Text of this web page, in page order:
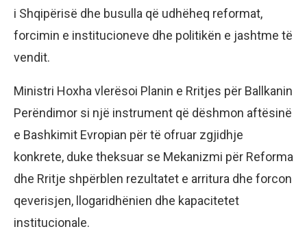
i Shqipërisë dhe busulla që udhëheq reformat,
forcimin e institucioneve dhe politikën e jashtme të
vendit.
Ministri Hoxha vlerësoi Planin e Rritjes për Ballkanin
Perëndimor si një instrument që dëshmon aftësinë
e Bashkimit Evropian për të ofruar zgjidhje
konkrete, duke theksuar se Mekanizmi për Reforma
dhe Rritje shpërblen rezultatet e arritura dhe forcon
qeverisjen, llogaridhënien dhe kapacitetet
institucionale.